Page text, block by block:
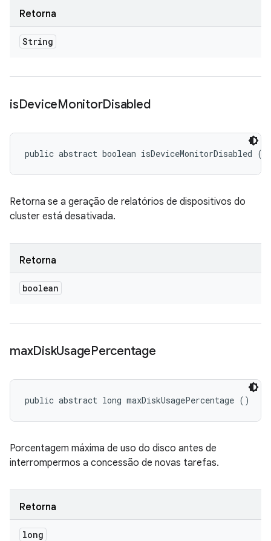
Retorna
String
isDeviceMonitorDisabled
public abstract boolean isDeviceMonitorDisabled ()
Retorna se a geração de relatórios de dispositivos do
cluster está desativada.
Retorna
boolean
maxDiskUsagePercentage
public abstract long maxDiskUsagePercentage ()
Porcentagem máxima de uso do disco antes de
interrompermos a concessão de novas tarefas.
Retorna
long